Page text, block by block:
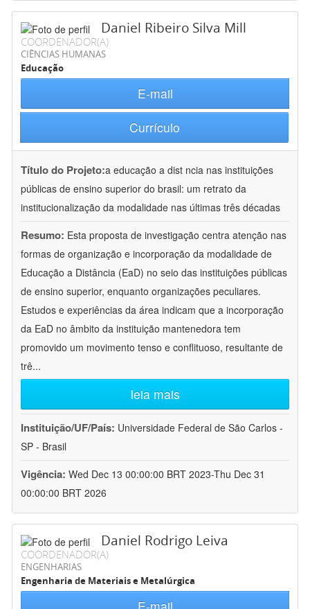
Daniel Ribeiro Silva Mill
COORDENADOR(A)
CIÊNCIAS HUMANAS
Educação
E-mail
Currículo
Título do Projeto:a educação a dist ncia nas instituições
públicas de ensino superior do brasil: um retrato da
institucionalização da modalidade nas últimas três décadas
Resumo: Esta proposta de investigação centra atenção nas
formas de organização e incorporação da modalidade de
Educação a Distância (EaD) no seio das instituições públicas
de ensino superior, enquanto organizações peculiares.
Estudos e experiências da área indicam que a incorporação
da EaD no âmbito da instituição mantenedora tem
promovido um movimento tenso e conflituoso, resultante de
trê...
leia mais
Instituição/UF/País: Universidade Federal de São Carlos -
SP - Brasil
Vigência: Wed Dec 13 00:00:00 BRT 2023-Thu Dec 31
00:00:00 BRT 2026
Daniel Rodrigo Leiva
COORDENADOR(A)
ENGENHARIAS
Engenharia de Materiais e Metalúrgica